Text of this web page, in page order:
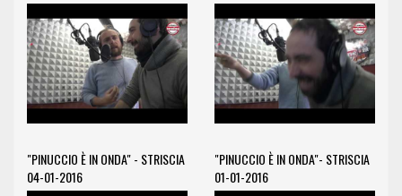
"PINUCCIO È IN ONDA" - STRISCIA
04-01-2016
"PINUCCIO È IN ONDA"- STRISCIA
01-01-2016